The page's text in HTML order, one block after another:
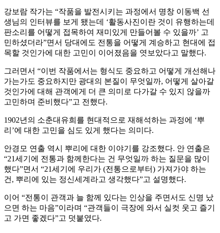
강보람 작가는 “작품을 발전시키는 과정에서 명창 이동백 선
생님의 인터뷰를 보게 됐는데 ‘활동사진이란 것이 유행하는데
판소리를 어떻게 접목하여 재미있게 만들어볼 수 있을까’ 고
민하셨더라”면서 당대에도 전통을 어떻게 계승하고 현대에 접
목할 것인가에 대한 고민이 이어졌음을 엿보았다고 말했다.
그러면서 “이번 작품에서는 형식도 중요하고 어떻게 개선해나
가는가도 중요하지만 광대의 본질이 무엇일까, 어떻게 살아갈
것인가에 대해 관객에게 더 큰 의미로 다가갈 수 있지 않을까
고민하며 준비했다”고 전했다.
1902년의 소춘대유희를 현대적으로 재해석하는 과정에 ‘뿌
리’에 대한 고민을 심도 있게 했다는 의미다.
안경모 연출 역시 뿌리에 대한 이야기를 강조했다. 안 연출은
“21세기에 전통과 함께한다는 건 무엇일까 하는 질문을 많이
했다”면서 “21세기에 우리가 (전통으로부터) 가져가야 하는
건, 뿌리에 있는 정신세계라고 생각했다”고 설명했다.
이어 “전통이 관객과 늘 함께 있다는 인상을 주면서도 신명 났
으면 하는 마음”이라며 “관객들이 극장에 와서 실컷 웃고 즐기
고 가면 좋겠다”고 덧붙였다.